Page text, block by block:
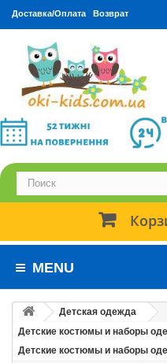
Доставка/Оплата Возврат
MENU
Детская одежда
Детские костюмы и наборы
Детские костюмы и наборы